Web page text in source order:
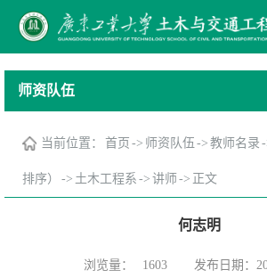
师资队伍
当前位置： 首页 -> 师资队伍 -> 教师名录
排序） -> 土木工程系 -> 讲师-> 正文
何志明
浏览量： 1603 发布日期：